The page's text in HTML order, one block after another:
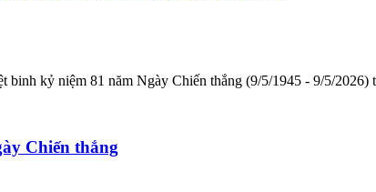
binh kỷ niệm 81 năm Ngày Chiến thắng (9/5/1945 - 9/5/
Chiến thắng